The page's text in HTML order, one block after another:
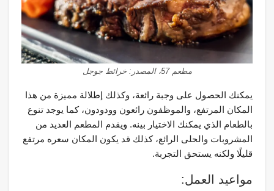
مطعم 57، المصدر: خرائط جوجل
يمكنك الحصول على وجبة رائعة، وكذلك إطلالة مميزة من هذا
المكان المرتفع، والموظفون رائعون وودودون، كما يوجد تنوع
بالطعام الذي يمكنك الاختيار بينه. ويقدم المطعم العديد من
المشروبات والحلى الرائع، كذلك قد يكون المكان سعره مرتفع
قليلًا ولكنه يستحق التجربة.
مواعيد العمل: